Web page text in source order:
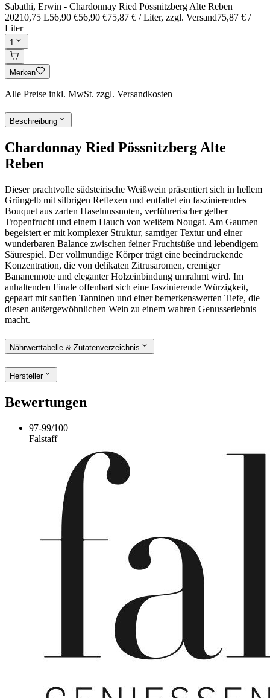
Sabathi, Erwin - Chardonnay Ried Pössnitzberg Alte Reben
20210,75 L56,90 €56,90 €75,87 € / Liter, zzgl. Versand75,87 € /
Liter
1
Merken
Alle Preise inkl. MwSt. zzgl. Versandkosten
Beschreibung
Chardonnay Ried Pössnitzberg Alte
Reben
Dieser prachtvolle südsteirische Weißwein präsentiert sich in hellem
Grüngelb mit silbrigen Reflexen und entfaltet ein faszinierendes
Bouquet aus zarten Haselnussnoten, verführerischer gelber
Tropenfrucht und einem Hauch von weißem Nougat. Am Gaumen
begeistert er mit komplexer Struktur, samtiger Textur und einer
wunderbaren Balance zwischen feiner Fruchtsüße und lebendigem
Säurespiel. Der vollmundige Körper trägt eine beeindruckende
Konzentration, die von delikaten Zitrusaromen, cremiger
Bananennote und eleganter Holzeinbindung umrahmt wird. Im
anhaltenden Finale offenbart sich eine faszinierende Würzigkeit,
gepaart mit sanften Tanninen und einer bemerkenswerten Tiefe, die
diesen außergewöhnlichen Wein zu einem wahren Genusserlebnis
macht.
Nährwerttabelle & Zutatenverzeichnis
Hersteller
Bewertungen
97-99/100
Falstaff